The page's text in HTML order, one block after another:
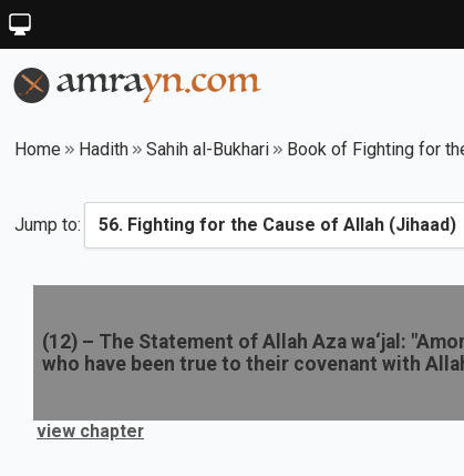
Home Hadith Sahih al-Bukhari Book of Fighting for
Jump to:
(12) – The Statement of Allah Aza wa‘jal:
who have been true to their covenant with
view chapter